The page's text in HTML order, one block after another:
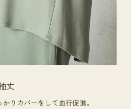
丈
りカバーをして血行促進。